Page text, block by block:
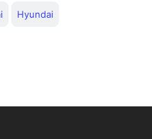
Hyundai